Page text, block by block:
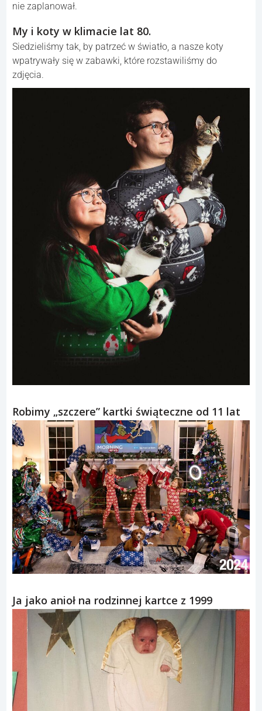
nie zaplanował.
My i koty w klimacie lat 80.
Siedzieliśmy tak, by patrzeć w światło, a nasze koty
wpatrywały się w zabawki, które rozstawiliśmy do
zdjęcia.
Robimy „szczere” kartki świąteczne od 11 lat
Ja jako anioł na rodzinnej kartce z 1999